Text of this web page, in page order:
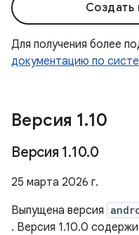
Создать
Для получения более
документацию по
Версия 1.10
Версия 1.10.0
25 марта 2026 г.
Выпущена версия
. Версия 1.10.0